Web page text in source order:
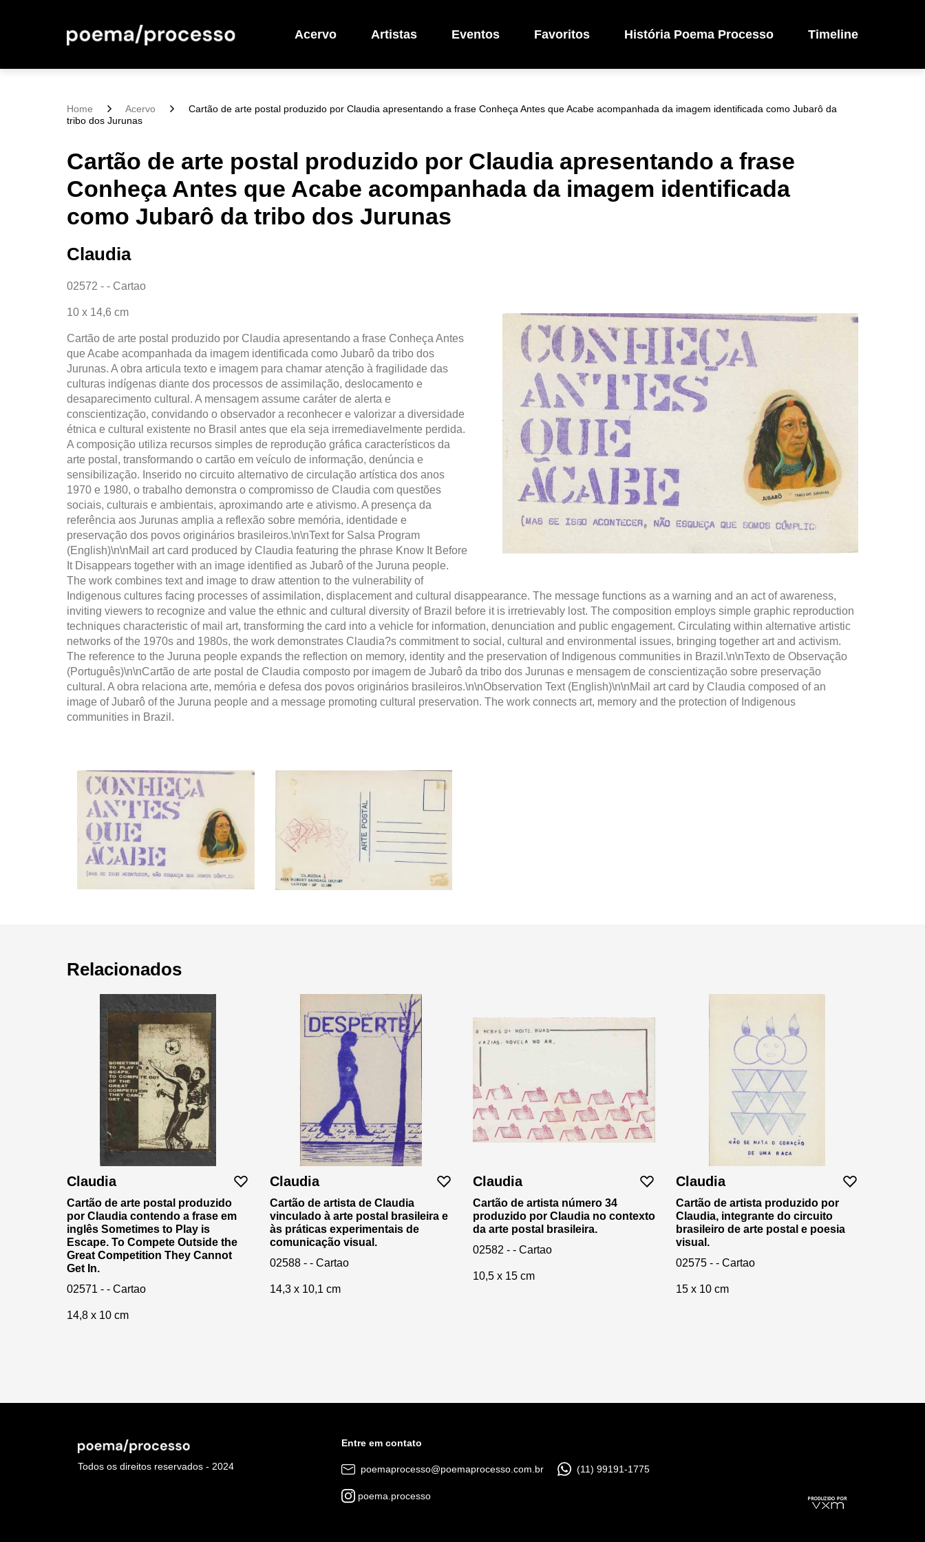
Acervo Artistas Eventos Favoritos História Poema Processo Timeline
Home Acervo
Cartão de arte postal produzido por Claudia apresentando a frase Conheça Antes que Acabe acompanhada da imagem identificada como Jubarô da
tribo dos Jurunas
Cartão de arte postal produzido por Claudia apresentando a frase
Conheça Antes que Acabe acompanhada da imagem identificada
como Jubarô da tribo dos Jurunas
Claudia
02572 - - Cartao
10 x 14,6 cm
Cartão de arte postal produzido por Claudia apresentando a frase Conheça Antes
que Acabe acompanhada da imagem identificada como Jubarô da tribo dos
Jurunas. A obra articula texto e imagem para chamar atenção à fragilidade das
culturas indígenas diante dos processos de assimilação, deslocamento e
desaparecimento cultural. A mensagem assume caráter de alerta e
conscientização, convidando o observador a reconhecer e valorizar a diversidade
étnica e cultural existente no Brasil antes que ela seja irremediavelmente perdida.
A composição utiliza recursos simples de reprodução gráfica característicos da
arte postal, transformando o cartão em veículo de informação, denúncia e
sensibilização. Inserido no circuito alternativo de circulação artística dos anos
1970 e 1980, o trabalho demonstra o compromisso de Claudia com questões
sociais, culturais e ambientais, aproximando arte e ativismo. A presença da
referência aos Jurunas amplia a reflexão sobre memória, identidade e
preservação dos povos originários brasileiros.\n\nText for Salsa Program
(English)\n\nMail art card produced by Claudia featuring the phrase Know It Before
It Disappears together with an image identified as Jubarô of the Juruna people.
The work combines text and image to draw attention to the vulnerability of
Indigenous cultures facing processes of assimilation, displacement and cultural disappearance. The message functions as a warning and an act of awareness,
inviting viewers to recognize and value the ethnic and cultural diversity of Brazil before it is irretrievably lost. The composition employs simple graphic reproduction
techniques characteristic of mail art, transforming the card into a vehicle for information, denunciation and public engagement. Circulating within alternative artistic
networks of the 1970s and 1980s, the work demonstrates Claudia?s commitment to social, cultural and environmental issues, bringing together art and activism.
The reference to the Juruna people expands the reflection on memory, identity and the preservation of Indigenous communities in Brazil.\n\nTexto de Observação
(Português)\n\nCartão de arte postal de Claudia composto por imagem de Jubarô da tribo dos Jurunas e mensagem de conscientização sobre preservação
cultural. A obra relaciona arte, memória e defesa dos povos originários brasileiros.\n\nObservation Text (English)\n\nMail art card by Claudia composed of an
image of Jubarô of the Juruna people and a message promoting cultural preservation. The work connects art, memory and the protection of Indigenous
communities in Brazil.
Relacionados
Claudia
Cartão de arte postal produzido
por Claudia contendo a frase em
inglês Sometimes to Play is
Escape. To Compete Outside the
Great Competition They Cannot
Get In.
02571 - - Cartao
14,8 x 10 cm
Claudia
Cartão de artista de Claudia
vinculado à arte postal brasileira e
às práticas experimentais de
comunicação visual.
02588 - - Cartao
14,3 x 10,1 cm
Claudia
Cartão de artista número 34
produzido por Claudia no contexto
da arte postal brasileira.
02582 - - Cartao
10,5 x 15 cm
Claudia
Cartão de artista produzido por
Claudia, integrante do circuito
brasileiro de arte postal e poesia
visual.
02575 - - Cartao
15 x 10 cm
Todos os direitos reservados - 2024
Entre em contato
poemaprocesso@poemaprocesso.com.br (11) 99191-1775
poema.processo